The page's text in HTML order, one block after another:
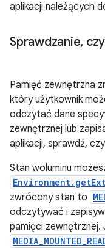
aplikacji należących
Sprawdzanie,
Pamięć zewnętrzna
który użytkownik
odczytać dane
zewnętrznej lub
aplikacji, sprawdź,
Stan woluminu
zwrócony stan to
odczytywać i
pamięci zewnętrznej.